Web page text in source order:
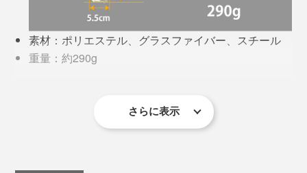
傘カバーにもひと工夫。
キレイに折りたたむ余裕がなくても、ざっとまとめるだ
けでスムーズに入れられるよう、カバーは大きく開い
て、面テープでギュッと留める方式。
けるのも気が利いています。
素材：ポリエステル、グラスファイバー、スチール
重量：約290g
生産国：中国（企画は日本）
さらに表示